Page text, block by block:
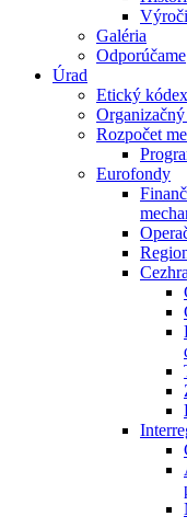
Galéria
Odporúčame
Úrad
Etický kódex
Rozpočet
Eurofondy